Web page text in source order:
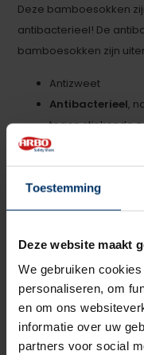
Toestemming
Deze website maakt
We gebruiken
personaliseren, om
en om ons
informatie over uw
partners voor social
Deze bamboesokken
antibacterieel! De
bamboesokken zijn
Antizweet
Antibacterieel,
tegen stinkende
Neemt 4x meer
Hypoallergeen
Uitermate
beschikbaar in maat 35
Categorie:Stapp
Beoordelingen